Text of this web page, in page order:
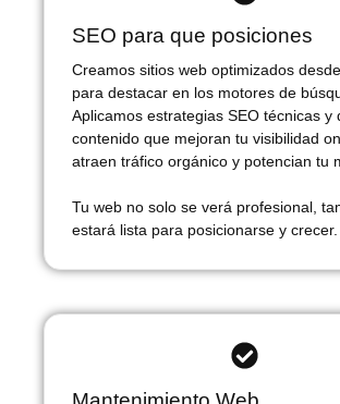
SEO para que posiciones
Creamos sitios web optimizados
para destacar en los motores de
Aplicamos estrategias SEO técnicas y
contenido que mejoran tu visibilidad
atraen tráfico orgánico y potencian tu
Tu web no solo se verá profesional,
estará lista para posicionarse y crecer.